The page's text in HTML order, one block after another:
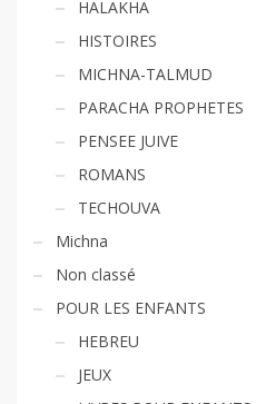
HALAKHA
HISTOIRES
MICHNA-TALMUD
PARACHA PROPHETES
PENSEE JUIVE
ROMANS
TECHOUVA
Michna
Non classé
POUR LES ENFANTS
HEBREU
JEUX